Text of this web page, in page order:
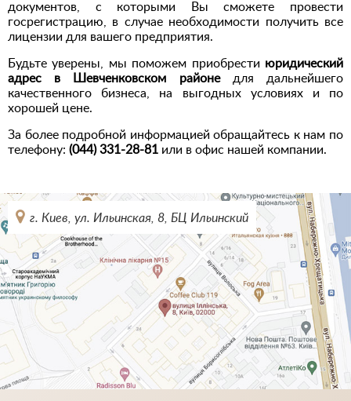
документов, с которыми Вы сможете провести
госрегистрацию, в случае необходимости получить все
лицензии для вашего предприятия.
Будьте уверены, мы поможем приобрести юридический
адрес в Шевченковском районе для дальнейшего
качественного бизнеса, на выгодных условиях и по
хорошей цене.
За более подробной информацией обращайтесь к нам по
телефону: (044) 331-28-81 или в офис нашей компании.
г. Киев, ул. Ильинская, 8, БЦ Ильинский